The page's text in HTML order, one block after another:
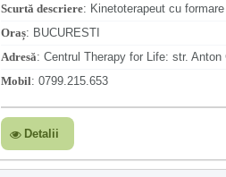
Scurtă descriere: Kinetoterapeut cu
Oraș: BUCURESTI
Adresă: Centrul Therapy for Life: str.
Mobil: 0799.215.653
Detalii